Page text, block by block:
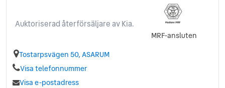
Auktoriserad återförsäljare av Kia.
MRF-ansluten
Tostarpsvägen 50, ASARUM
Visa telefonnummer
Visa e-postadress